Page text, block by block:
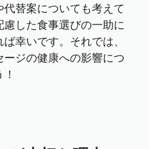
替案についても考えて
した食事選びの一助に
幸いです。それでは、
ジの健康への影響につ